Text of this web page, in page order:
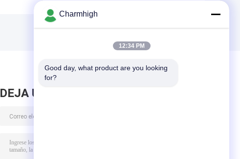
DEJA UN MENSAJE
Charmhigh
12:34 PM
Good day, what product are you looking
for?